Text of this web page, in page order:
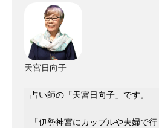
天宮日向子
占い師の「天宮日向子」です。
「伊勢神宮にカップルや夫婦で